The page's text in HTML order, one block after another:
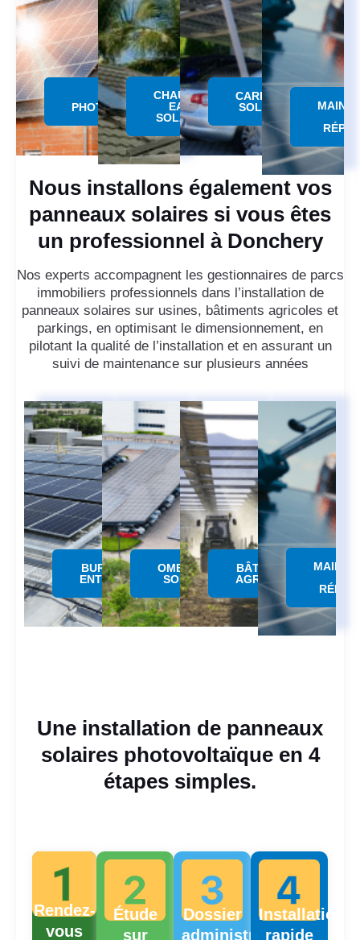
PANNEAU
PHOTOVOLTAÏQUE
CHAUFFE
EAU
SOLAIRE
CARPORT
SOLAIRE
Nous installons également vos
panneaux solaires si vous êtes
un professionnel à Donchery
Nos experts accompagnent les gestionnaires de parcs
immobiliers professionnels dans l’installation de
panneaux solaires sur usines, bâtiments agricoles et
parkings, en optimisant le dimensionnement, en
pilotant la qualité de l’installation et en assurant un
suivi de maintenance sur plusieurs années
BUREAUX &
ENTREPÔTS
OMBRIERE
SOLAIRE
BÂTIMENTS
AGRICOLES
Une installation de panneaux
solaires photovoltaïque en 4
étapes simples.
Rendez-
vous
Étude
sur
Dossier
administratif
Installation
rapide